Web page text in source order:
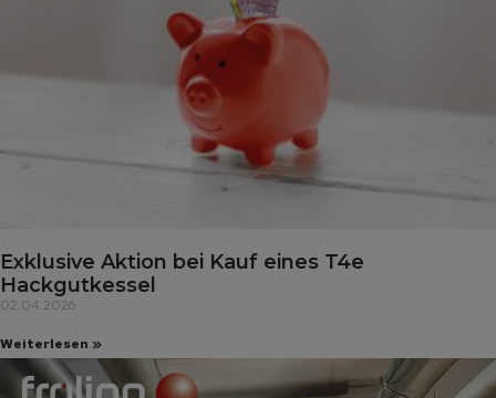
Exklusive Aktion bei Kauf eines T4e
Hackgutkessel
02.04.2026
Weiterlesen »